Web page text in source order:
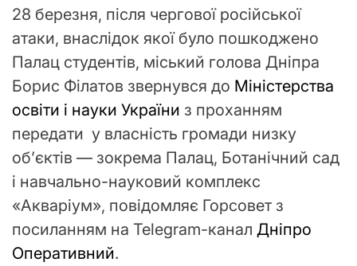
28 березня, після чергової російської
атаки, внаслідок якої було пошкоджено
Палац студентів, міський голова Дніпра
Борис Філатов звернувся до Міністерства
освіти і науки України з проханням
передати у власність громади низку
об’єктів — зокрема Палац, Ботанічний сад
і навчально-науковий комплекс
«Акваріум», повідомляє Горсовет з
посиланням на Telegram-канал Дніпро
Оперативний.